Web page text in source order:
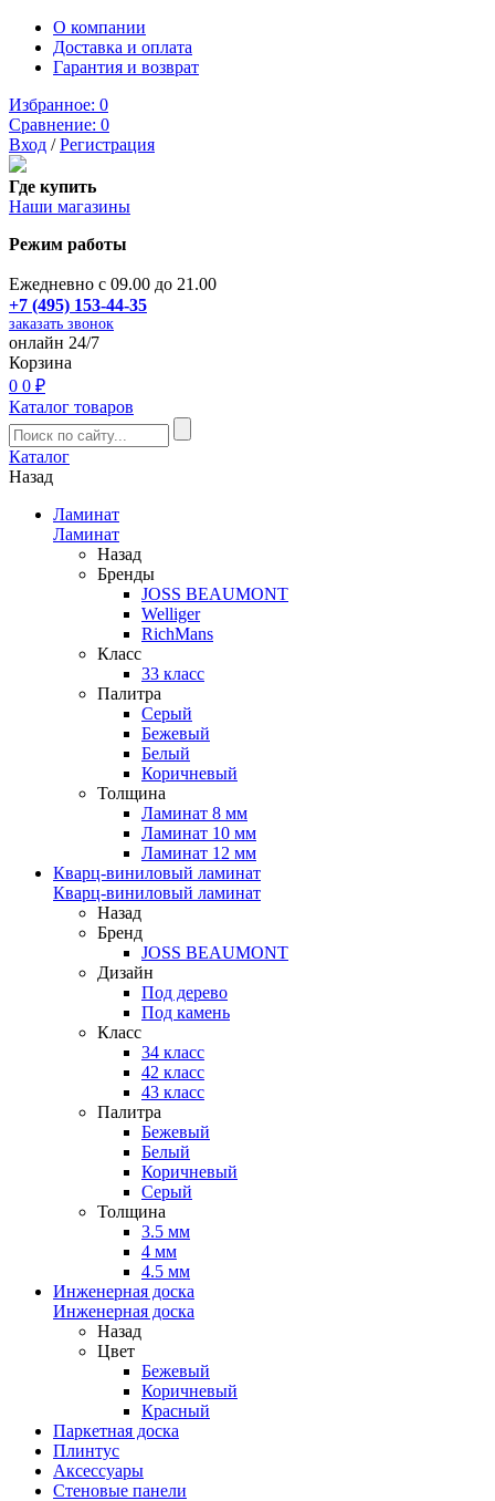
О компании
Доставка и оплата
Гарантия и возврат
Избранное: 0
Сравнение: 0
Вход /Регистрация
Где купить
Наши магазины
Режим работы
Ежедневно с 09.00 до 21.00
+7 (495) 153-44-35
заказать звонок
онлайн 24/7
Корзина
0 0 ₽
Каталог товаров
Каталог
Назад
Ламинат
Ламинат
Назад
Бренды
JOSS BEAUMONT
Welliger
RichMans
Класс
33 класс
Палитра
Серый
Бежевый
Белый
Коричневый
Толщина
Ламинат 8 мм
Ламинат 10 мм
Ламинат 12 мм
Кварц-виниловый ламинат
Кварц-виниловый ламинат
Назад
Бренд
JOSS BEAUMONT
Дизайн
Под дерево
Под камень
Класс
34 класс
42 класс
43 класс
Палитра
Бежевый
Белый
Коричневый
Серый
Толщина
3.5 мм
4 мм
4.5 мм
Инженерная доска
Инженерная доска
Назад
Цвет
Бежевый
Коричневый
Красный
Паркетная доска
Плинтус
Аксессуары
Стеновые панели